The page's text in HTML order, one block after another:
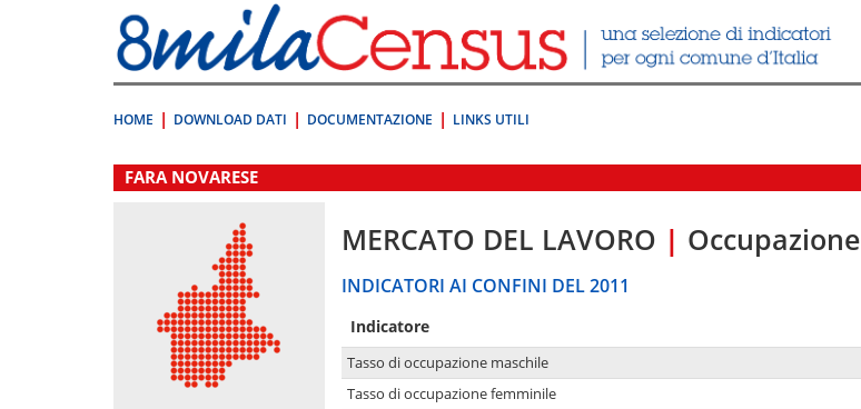
direttamente
a:
Contenuto
HOME DOWNLOAD DATI DOCUMENTAZIONE LINKS UTILI
.
FARA NOVARESE
MERCATO DEL LAVORO | Occupazione
INDICATORI AI CONFINI DEL 2011
Indicatore
Tasso di occupazione maschile
Tasso di occupazione femminile